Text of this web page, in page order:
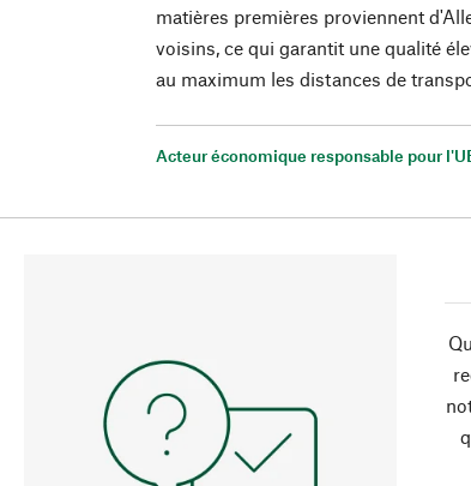
matières premières proviennent
voisins, ce qui garantit une qualité
au maximum les distances de
Acteur économique responsable pour